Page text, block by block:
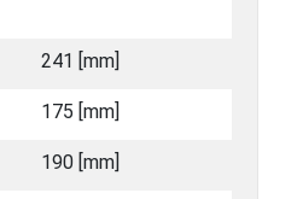
241 [mm]
175 [mm]
190 [mm]